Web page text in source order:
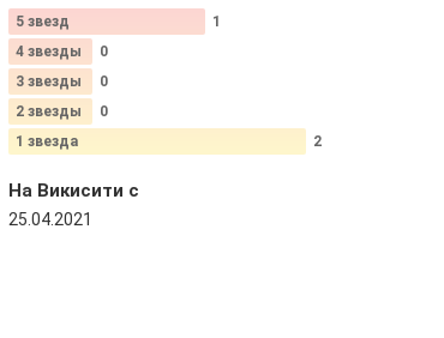
5 звезд
1
4 звезды
0
3 звезды
0
2 звезды
0
1 звезда
2
На Викисити c
25.04.2021